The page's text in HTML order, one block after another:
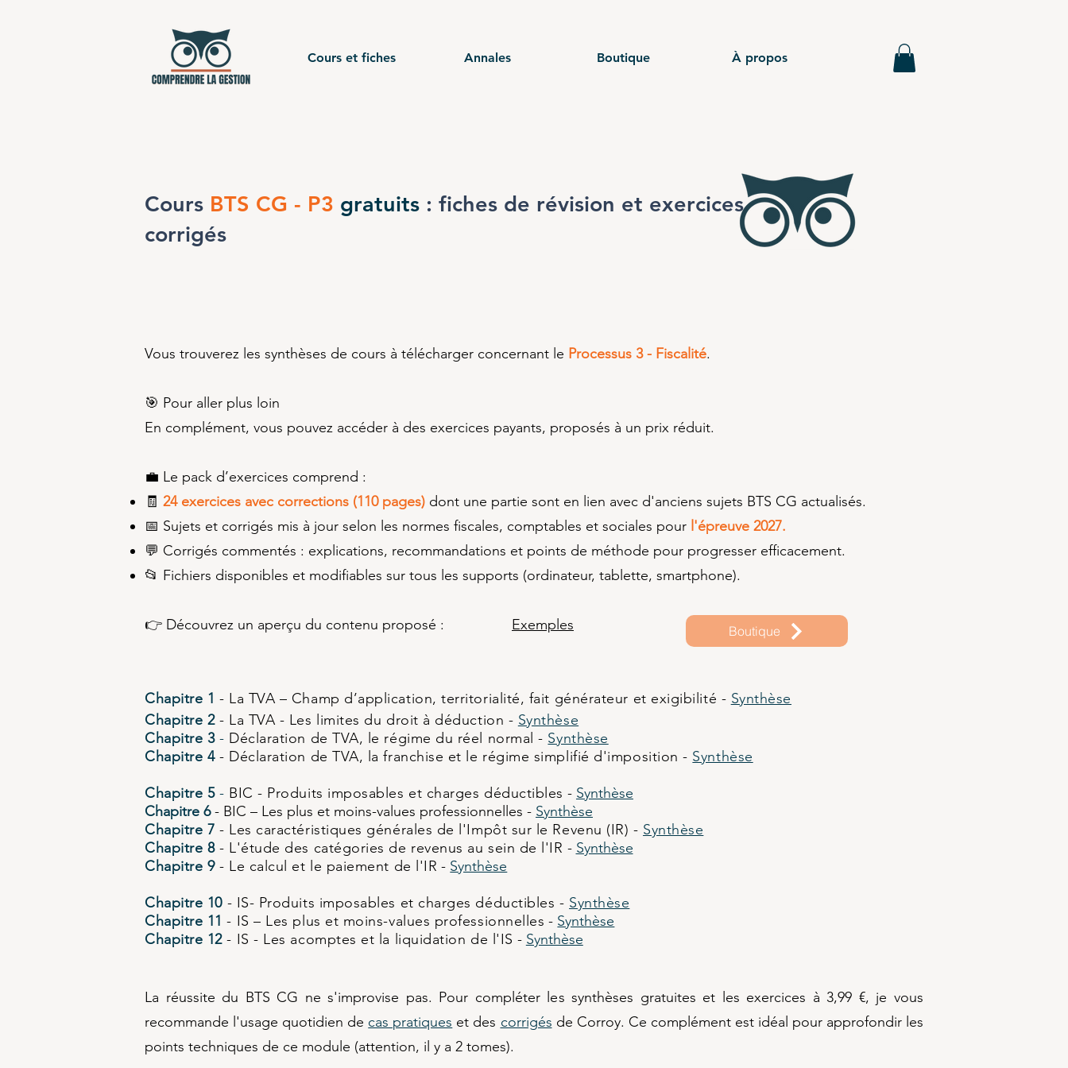
Cours et fiches Annales Boutique À propos
Cours BTS CG - P3 gratuits : fiches de révision et exercices
corrigés
Vous trouverez les synthèses de cours à télécharger concernant le Processus 3 - Fiscalité.
🎯 Pour aller plus loin
En complément, vous pouvez accéder à des exercices payants, proposés à un prix réduit.
💼 Le pack d’exercices comprend :
🧾 24 exercices avec corrections (110 pages) dont une partie sont en lien avec d'anciens sujets BTS CG actualisés.
📅 Sujets et corrigés mis à jour selon les normes fiscales, comptables et sociales pour l'épreuve 2027.
💬 Corrigés commentés : explications, recommandations et points de méthode pour progresser efficacement.
📂 Fichiers disponibles et modifiables sur tous les supports (ordinateur, tablette, smartphone).
👉 Découvrez un aperçu du contenu proposé :​ Exemples
Chapitre 1 - La TVA – Champ d’application, territorialité, fait générateur et exigibilité - Synthèse
Chapitre 2- La TVA - Les limites du droit à déduction - Synthèse
Chapitre 3 - Déclaration de TVA, le régime du réel normal - Synthèse
Chapitre 4 - Déclaration de TVA, la franchise et le régime simplifié d'imposition - Synthèse
​Chapitre 5- BIC - Produits imposables et charges déductibles - Synthèse
Chapitre 6 - BIC – Les plus et moins-values professionnelles - Synthèse
Chapitre 7 - Les caractéristiques générales de l'Impôt sur le Revenu (IR) - Synthèse
Chapitre 8 - L'étude des catégories de revenus au sein de l'IR - Synthèse
Chapitre 9- Le calcul et le paiement de l'IR - Synthèse​
Chapitre 10 - IS- Produits imposables et charges déductibles - Synthèse
Chapitre 11- IS – Les plus et moins-values professionnelles - Synthèse
Chapitre 12- IS - Les acomptes et la liquidation de l'IS - Synthèse
La réussite du BTS CG ne s'improvise pas. Pour compléter les synthèses gratuites et les exercices à 3,99 €, je vous
recommande l'usage quotidien de cas pratiques et des corrigés de Corroy. Ce complément est idéal pour approfondir les
points techniques de ce module (attention, il y a 2 tomes).
Boutique